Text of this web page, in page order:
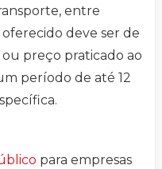
entre
deve ser de
preço praticado ao
período de até 12
para empresas